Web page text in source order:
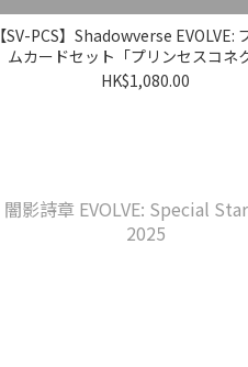
【SV-PCS】Shadowverse EVOLVE:
ムカードセット「プリンセスコネ
Re:Dive」 (原盒)
HK$1,080.00